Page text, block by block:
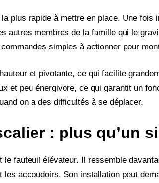
plus rapide à mettre en place. Une
autres membres de la famille qui le
simples à actionner pour
et pivotante, ce qui facilite
et peu énergivore, ce qui garantit un
on a des difficultés à se déplacer.
: plus qu’un
fauteuil élévateur. Il ressemble
accoudoirs. Son installation peut